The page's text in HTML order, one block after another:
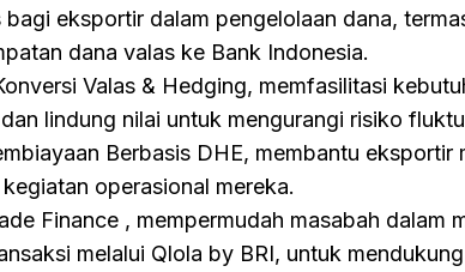
eksportir dalam pengelolaan dana,
dana valas ke Bank Indonesia.
Valas & Hedging, memfasilitasi
lindung nilai untuk mengurangi risiko
Berbasis DHE, membantu
operasional mereka.
Finance , mempermudah masabah dalam
melalui Qlola by BRI, untuk